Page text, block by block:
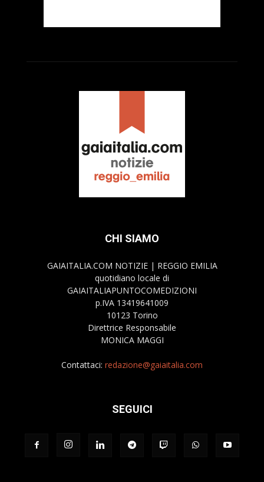
CHI SIAMO
GAIAITALIA.COM NOTIZIE | REGGIO EMILIA
quotidiano locale di
GAIAITALIAPUNTOCOMEDIZIONI
p.IVA 13419641009
10123 Torino
Direttrice Responsabile
MONICA MAGGI
Contattaci: redazione@gaiaitalia.com
SEGUICI